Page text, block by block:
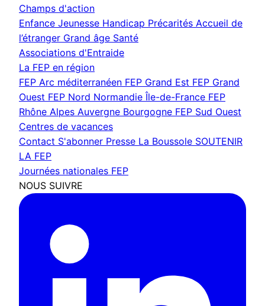
Champs d'action
Enfance Jeunesse Handicap Précarités Accueil de
l’étranger Grand âge Santé
Associations d'Entraide
La FEP en région
FEP Arc méditerranéen FEP Grand Est FEP Grand
Ouest FEP Nord Normandie Île-de-France FEP
Rhône Alpes Auvergne Bourgogne FEP Sud Ouest
Centres de vacances
Contact S'abonner Presse La Boussole SOUTENIR
LA FEP
Journées nationales FEP
NOUS SUIVRE